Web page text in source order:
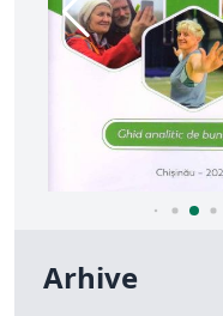
Arhive